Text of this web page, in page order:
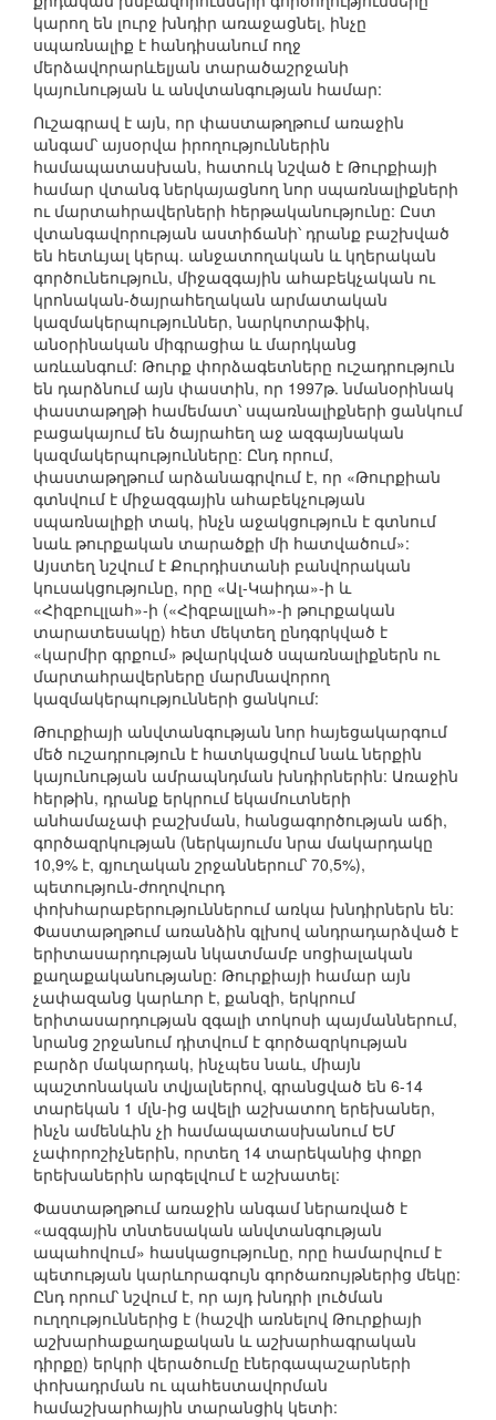
կարող են լուրջ խնդիր առաջացնել, ինչը
սպառնալիք է հանդիսանում ողջ
մերձավորարևելյան տարածաշրջանի
կայունության և անվտանգության համար:
Ուշագրավ է այն, որ փաստաթղթում առաջին
անգամ՝ այսօրվա իրողություններին
համապատասխան, հատուկ նշված է Թուրքիայի
համար վտանգ ներկայացնող նոր սպառնալիքների
ու մարտահրավերների հերթականությունը: Ըստ
վտանգավորության աստիճանի՝ դրանք բաշխված
են հետևյալ կերպ. անջատողական և կղերական
գործունեություն, միջազգային ահաբեկչական ու
կրոնական-ծայրահեղական արմատական
կազմակերպություններ, նարկոտրաֆիկ,
անօրինական միգրացիա և մարդկանց
առևանգում: Թուրք փորձագետները ուշադրություն
են դարձնում այն փաստին, որ 1997թ. նմանօրինակ
փաստաթղթի համեմատ՝ սպառնալիքների ցանկում
բացակայում են ծայրահեղ աջ ազգայնական
կազմակերպությունները: Ընդ որում,
փաստաթղթում արձանագրվում է, որ «Թուրքիան
գտնվում է միջազգային ահաբեկչության
սպառնալիքի տակ, ինչն աջակցություն է գտնում
նաև թուրքական տարածքի մի հատվածում»:
Այստեղ նշվում է Քուրդիստանի բանվորական
կուսակցությունը, որը «Ալ-Կաիդա»-ի և
«Հիզբուլլահ»-ի («Հիզբալլահ»-ի թուրքական
տարատեսակը) հետ մեկտեղ ընդգրկված է
«կարմիր գրքում» թվարկված սպառնալիքներն ու
մարտահրավերները մարմնավորող
կազմակերպությունների ցանկում:
Թուրքիայի անվտանգության նոր հայեցակարգում
մեծ ուշադրություն է հատկացվում նաև ներքին
կայունության ամրապնդման խնդիրներին: Առաջին
հերթին, դրանք երկրում եկամուտների
անհամաչափ բաշխման, հանցագործության աճի,
գործազրկության (ներկայումս նրա մակարդակը
10,9% է, գյուղական շրջաններում՝ 70,5%),
պետություն-ժողովուրդ
փոխհարաբերություններում առկա խնդիրներն են:
Փաստաթղթում առանձին գլխով անդրադարձված է
երիտասարդության նկատմամբ սոցիալական
քաղաքականությանը: Թուրքիայի համար այն
չափազանց կարևոր է, քանզի, երկրում
երիտասարդության զգալի տոկոսի պայմաններում,
նրանց շրջանում դիտվում է գործազրկության
բարձր մակարդակ, ինչպես նաև, միայն
պաշտոնական տվյալներով, գրանցված են 6-14
տարեկան 1 մլն-ից ավելի աշխատող երեխաներ,
ինչն ամենևին չի համապատասխանում ԵՄ
չափորոշիչներին, որտեղ 14 տարեկանից փոքր
երեխաներին արգելվում է աշխատել:
Փաստաթղթում առաջին անգամ ներառված է
«ազգային տնտեսական անվտանգության
ապահովում» հասկացությունը, որը համարվում է
պետության կարևորագույն գործառույթներից մեկը:
Ընդ որում՝ նշվում է, որ այդ խնդրի լուծման
ուղղություններից է (հաշվի առնելով Թուրքիայի
աշխարհաքաղաքական և աշխարհագրական
դիրքը) երկրի վերածումը էներգապաշարների
փոխադրման ու պահեստավորման
համաշխարհային տարանցիկ կետի: